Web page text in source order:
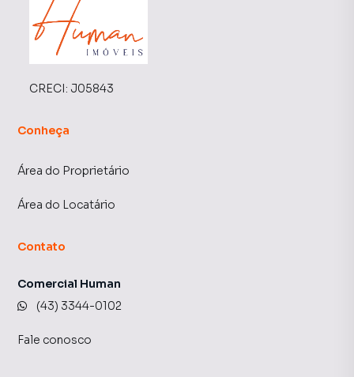
CRECI: J05843
Conheça
Área do Proprietário
Área do Locatário
Contato
Comercial Human
(43) 3344-0102
Fale conosco